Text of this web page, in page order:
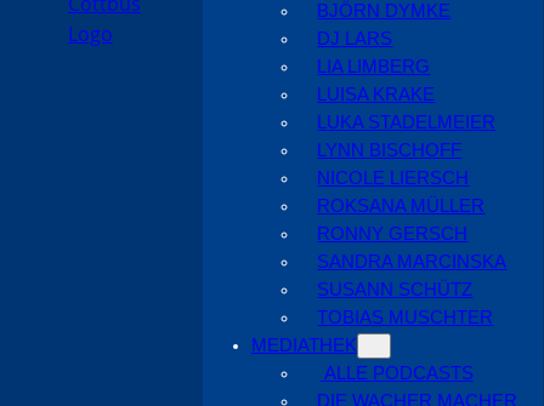
BJÖRN DYMKE
DJ LARS
LIA LIMBERG
LUISA KRAKE
LUKA STADELMEIER
LYNN BISCHOFF
NICOLE LIERSCH
ROKSANA MÜLLER
RONNY GERSCH
SANDRA MARCINSKA
SUSANN SCHÜTZ
TOBIAS MUSCHTER
MEDIATHEK
ALLE PODCASTS
DIE WACHER MACHER